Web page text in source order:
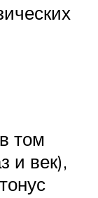
том
и век),